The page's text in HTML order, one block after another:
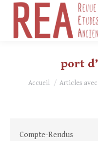
port
Vous êtes ici :
Accueil Articles
Compte-Rendus